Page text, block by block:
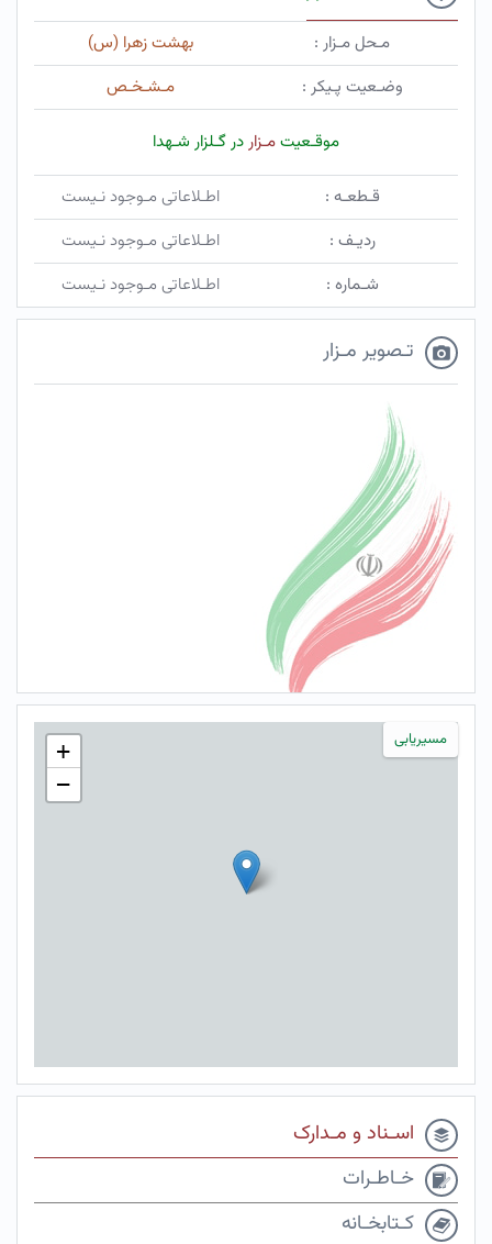
مـحل مـزار :
بهشت زهرا (س)
وضـعیت پـیکر :
مـشـخـص
موقـعیتمـزاردر گـلزار شـهدا
قـطعـه :
اطـلاعاتی مـوجود نـیست
ردیـف :
اطـلاعاتی مـوجود نـیست
شـماره :
اطـلاعاتی مـوجود نـیست
تـصویر مـزار
مسیریابی
+
−
اسـناد و مـدارک
خـاطـرات
کـتابخـانه